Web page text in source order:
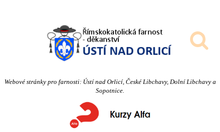
Webové stránky pro farnosti: Ústí nad Orlicí, České Libchavy, Dolní Libchavy a
Sopotnice.